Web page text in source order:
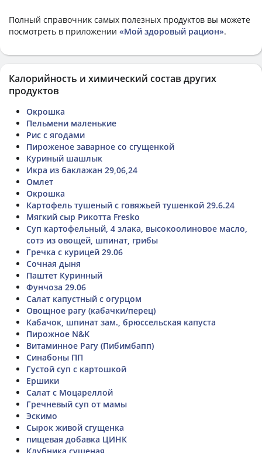
Полный справочник самых полезных продуктов вы можете
посмотреть в приложении «Мой здоровый рацион».
Калорийность и химический состав других
продуктов
Окрошка
Пельмени маленькие
Рис с ягодами
Пироженое заварное со сгущенкой
Куриный шашлык
Икра из баклажан 29,06,24
Омлет
Окрошка
Картофель тушеный с говяжьей тушенкой 29.6.24
Мягкий сыр Рикотта Fresko
Суп картофельный, 4 злака, высокоолиновое масло,
сотэ из овощей, шпинат, грибы
Гречка с курицей 29.06
Сочная дыня
Паштет Куринный
Фунчоза 29.06
Салат капустный с огурцом
Овощное рагу (кабачки/перец)
Кабачок, шпинат зам., брюссельская капуста
Пирожное N&K
Витаминное Рагу (Пибимбапп)
Синабоны ПП
Густой суп с картошкой
Ершики
Салат с Моцареллой
Гречневый суп от мамы
Эскимо
Сырок живой сгущенка
пищевая добавка ЦИНК